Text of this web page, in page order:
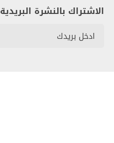
الاشتراك بالنشرة البريدية